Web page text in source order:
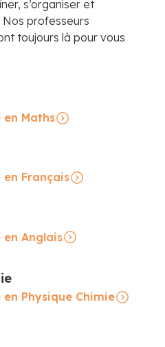
s’organiser et
professeurs
toujours là pour vous
Maths
Français
Anglais
Physique Chimie